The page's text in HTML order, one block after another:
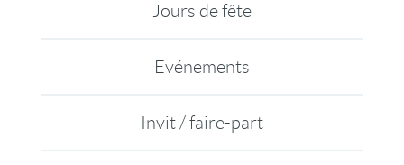
Jours de fête
Evénements
Invit / faire-part